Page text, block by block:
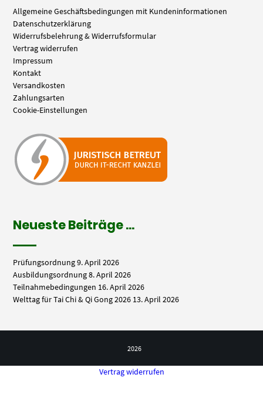
Allgemeine Geschäftsbedingungen mit Kundeninformationen
Datenschutzerklärung
Widerrufsbelehrung & Widerrufsformular
Vertrag widerrufen
Impressum
Kontakt
Versandkosten
Zahlungsarten
Cookie-Einstellungen
Neueste Beiträge …
Prüfungsordnung9. April 2026
Ausbildungsordnung8. April 2026
Teilnahmebedingungen 16. April 2026
Welttag für Tai Chi & Qi Gong 2026 13. April 2026
2026
Vertrag widerrufen